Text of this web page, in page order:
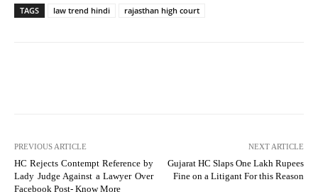
TAGS law trend hindi rajasthan high court
PREVIOUS ARTICLE
HC Rejects Contempt Reference by
Lady Judge Against a Lawyer Over
Facebook Post- Know More
NEXT ARTICLE
Gujarat HC Slaps One Lakh Rupees
Fine on a Litigant For this Reason